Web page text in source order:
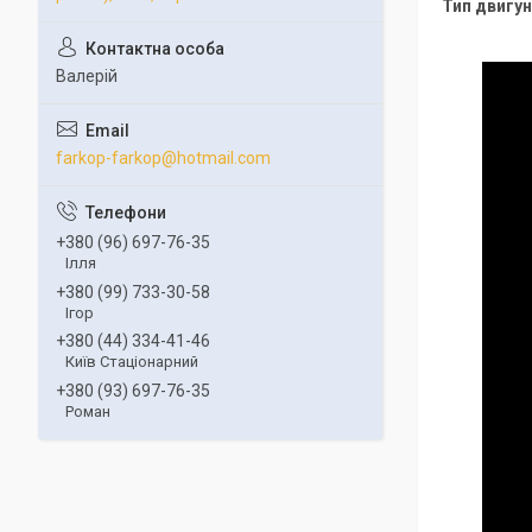
Тип
Валерій
farkop-farkop@hotmail.com
+380 (96) 697-76-35
Ілля
+380 (99) 733-30-58
Ігор
+380 (44) 334-41-46
Київ Стаціонарний
+380 (93) 697-76-35
Роман